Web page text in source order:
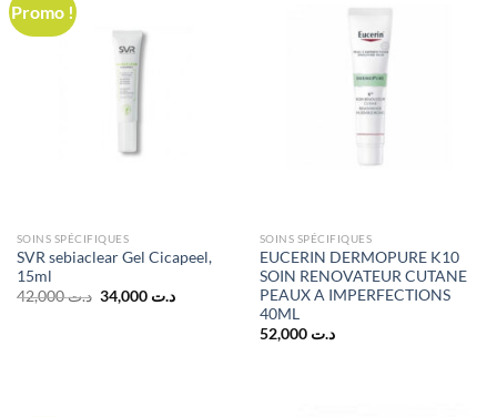
Promo !
SOINS SPÉCIFIQUES
SVR sebiaclear Gel Cicapeel,
15ml
د.ت42,000
Le
prix
د.ت 34,000
Le
SOINS SPÉCIFIQUES
EUCERIN DERMOPURE K10
SOIN RENOVATEUR CUTANE
PEAUX A IMPERFECTIONS
40ML
د.ت 52,000